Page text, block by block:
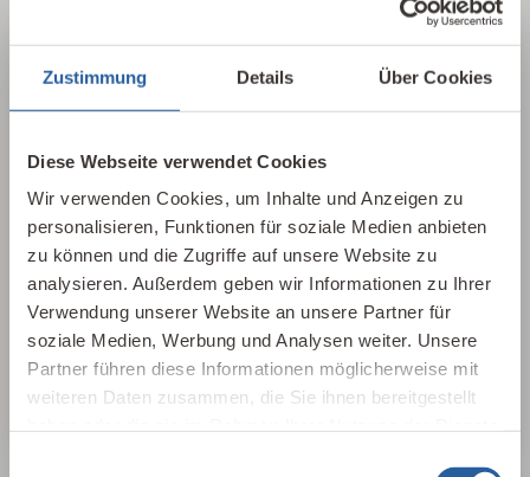
Zustimmung Details Über Cookies
Diese Webseite verwendet Cookies
Wir verwenden Cookies, um Inhalte und Anzeigen zu
personalisieren, Funktionen für soziale Medien anbieten
zu können und die Zugriffe auf unsere Website zu
analysieren. Außerdem geben wir Informationen zu Ihrer
Verwendung unserer Website an unsere Partner für
soziale Medien, Werbung und Analysen weiter. Unsere
Partner führen diese Informationen möglicherweise mit
weiteren Daten zusammen, die Sie ihnen bereitgestellt
Über die Baubiologie
Beziehung zwischen Menschen und ihrer
gebauten Umwelt. Wie wirken sich Gebäude,
Baustoffe und Architektur auf Mensch und
Natur aus? Dabei werden ganzheitlich
gesundheitliche, nachhaltige und
gestalterische Aspekte betrachtet.
Baubiologie kennenlernen